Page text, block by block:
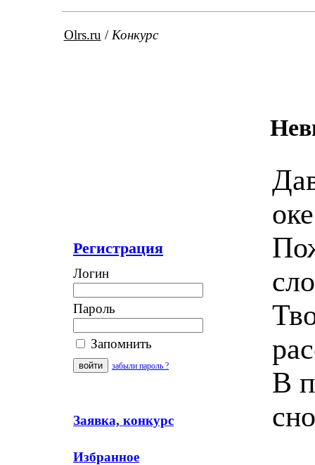
Olrs.ru / Конкурс
Регистрация
Логин
Пароль
Запомнить
забыли пароль ?
Заявка, конкурс
Избранное
В